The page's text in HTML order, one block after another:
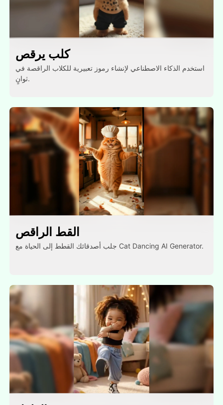
كلب يرقص
استخدم الذكاء الاصطناعي لإنشاء رموز تعبيرية للكلاب الراقصة في
ثوانٍ.
القط الراقص
جلب أصدقائك القطط إلى الحياة مع Cat Dancing AI Generator.